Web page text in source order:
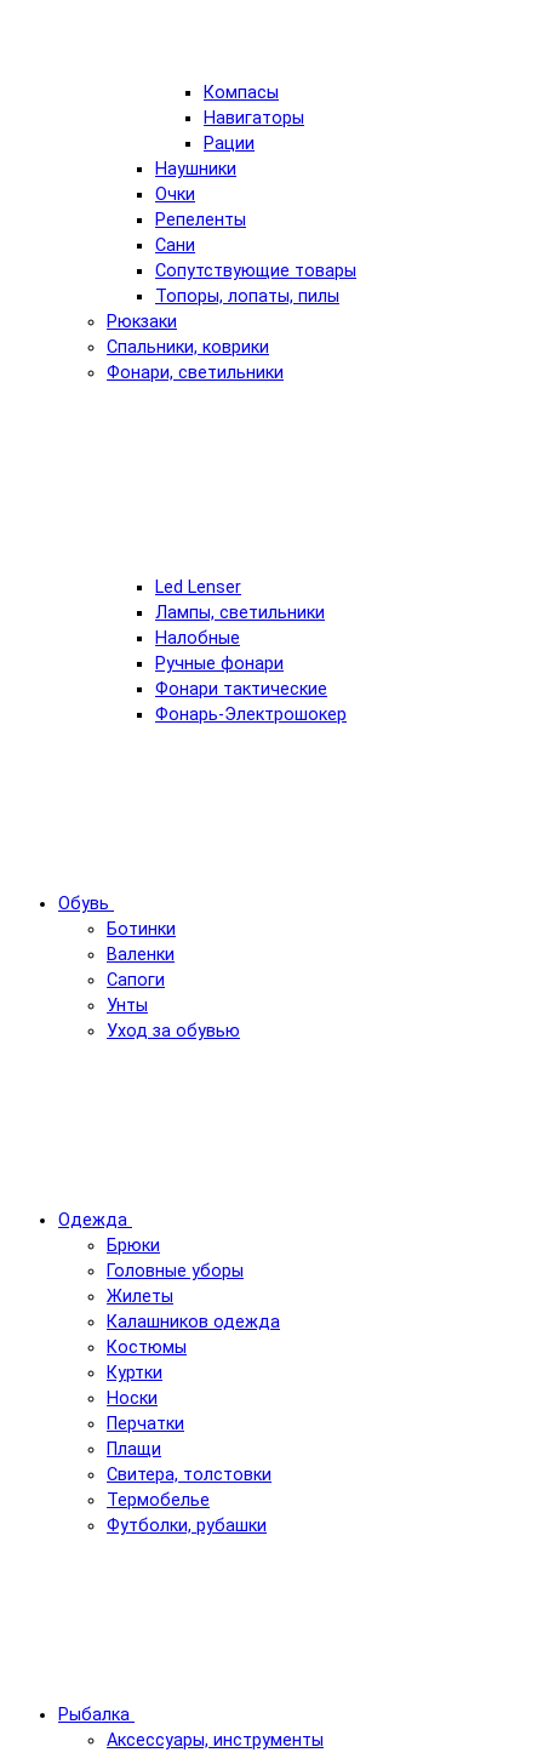
Компасы
Навигаторы
Рации
Наушники
Очки
Репеленты
Сани
Сопутствующие товары
Топоры, лопаты, пилы
Рюкзаки
Спальники, коврики
Фонари, светильники
Led Lenser
Лампы, светильники
Налобные
Ручные фонари
Фонари тактические
Фонарь-Электрошокер
Обувь
Ботинки
Валенки
Сапоги
Унты
Уход за обувью
Одежда
Брюки
Головные уборы
Жилеты
Калашников одежда
Костюмы
Куртки
Носки
Перчатки
Плащи
Свитера, толстовки
Термобелье
Футболки, рубашки
Рыбалка
Аксессуары, инструменты